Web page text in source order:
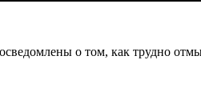
о том, как трудно